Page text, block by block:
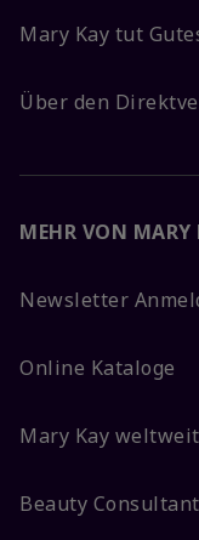
Mary Kay tut
Über den
MEHR VON MARY
Newsletter
Online Kataloge
Mary Kay weltweit
Beauty